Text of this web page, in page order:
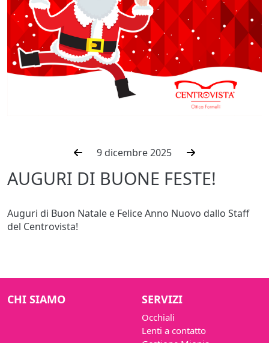
9 dicembre 2025
AUGURI DI BUONE FESTE!
Auguri di Buon Natale e Felice Anno Nuovo dallo Staff
del Centrovista!
CHI SIAMO SERVIZI
Occhiali
Lenti a contatto